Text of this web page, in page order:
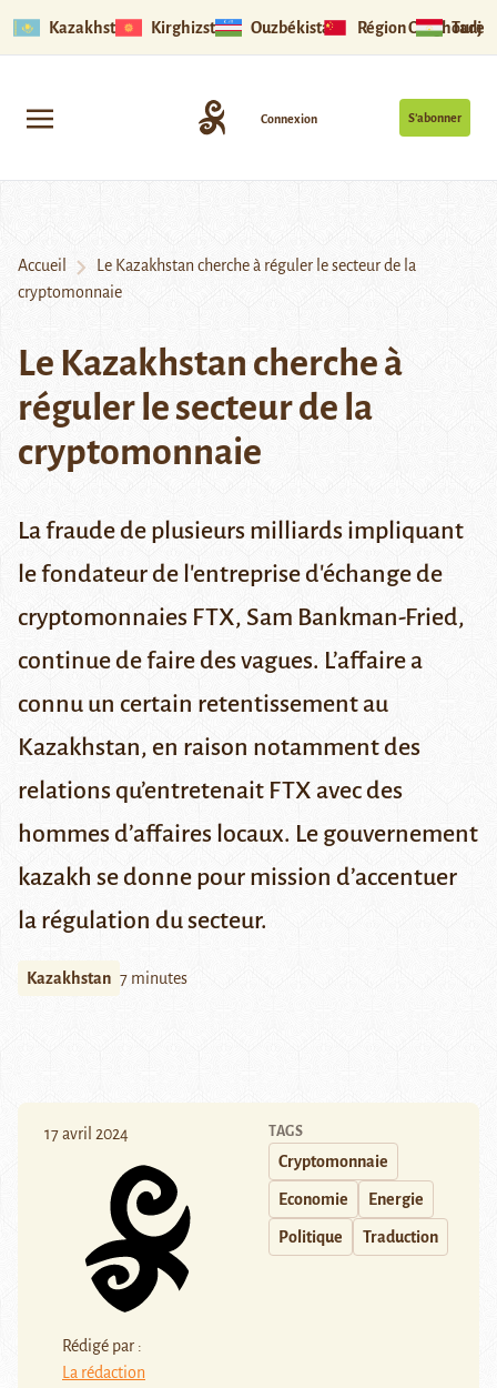
Kazakhstan Kirghizstan Ouzbékistan Région Ouïghoure
S’abonner
Connexion
Accueil
Le Kazakhstan cherche à réguler le secteur de la
cryptomonnaie
Le Kazakhstan cherche à
réguler le secteur de la
cryptomonnaie
La fraude de plusieurs milliards impliquant
le fondateur de l'entreprise d'échange de
cryptomonnaies FTX, Sam Bankman-Fried,
continue de faire des vagues. L’affaire a
connu un certain retentissement au
Kazakhstan, en raison notamment des
relations qu’entretenait FTX avec des
hommes d’affaires locaux. Le gouvernement
kazakh se donne pour mission d’accentuer
la régulation du secteur.
Kazakhstan 7 minutes
17 avril 2024
Rédigé par :
La rédaction
TAGS
Cryptomonnaie
Economie Energie
Politique Traduction